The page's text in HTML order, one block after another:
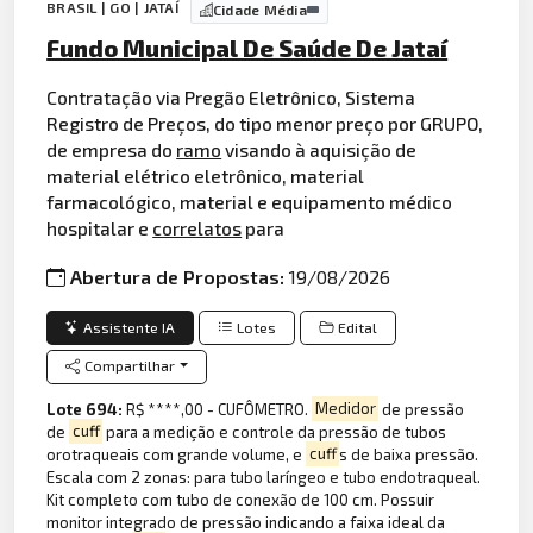
BRASIL | GO | JATAÍ Cidade Média
Fundo Municipal De Saúde De Jataí
Contratação via Pregão Eletrônico, Sistema
Registro de Preços, do tipo menor preço por GRUPO,
de empresa do ramo visando à aquisição de
material elétrico eletrônico, material
farmacológico, material e equipamento médico
hospitalar e correlatos para
Abertura de Propostas:19/08/2026
Assistente IA Lotes Edital
Compartilhar
Lote 694:R$ ****,00 - CUFÔMETRO. Medidor de pressão
de cuff para a medição e controle da pressão de tubos
orotraqueais com grande volume, e cuffs de baixa pressão.
Escala com 2 zonas: para tubo laríngeo e tubo endotraqueal.
Kit completo com tubo de conexão de 100 cm. Possuir
monitor integrado de pressão indicando a faixa ideal da